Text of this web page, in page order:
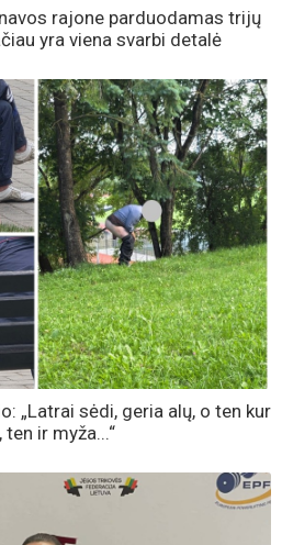
rajone parduodamas trijų
yra viena svarbi detalė
„Latrai sėdi, geria alų, o ten kur
ten ir myža...“